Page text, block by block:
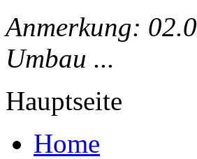
Anmerkung:
Umbau ...
Hauptseite
Home